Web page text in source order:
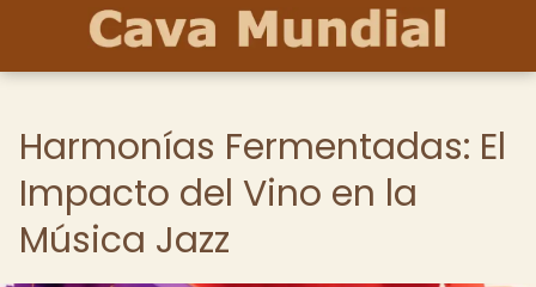
Harmonías Fermentadas: El
Impacto del Vino en la
Música Jazz